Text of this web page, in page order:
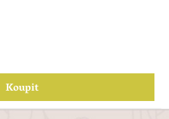
Koupit